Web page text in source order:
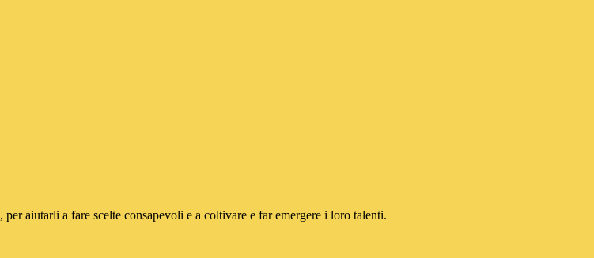
, per aiutarli a fare scelte consapevoli e a coltivare e far emergere i loro talenti.